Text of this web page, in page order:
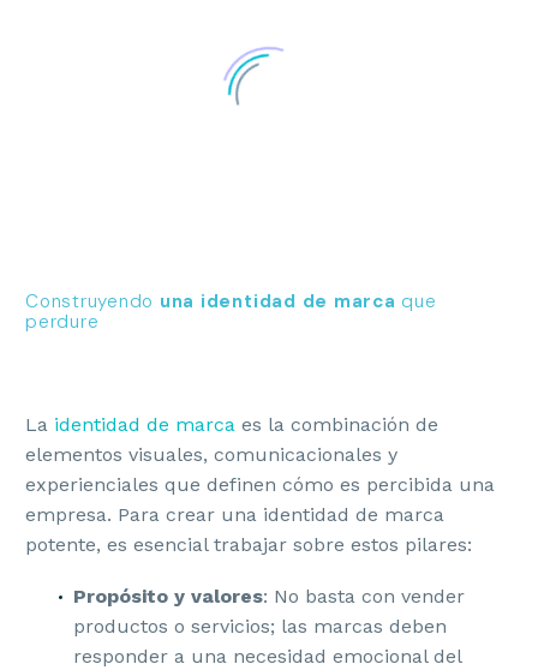
POPULARESFUERZO
Construyendo una identidad de marca que
perdure
La identidad de marca es la combinación de
elementos visuales, comunicacionales y
experienciales que definen cómo es percibida una
empresa. Para crear una identidad de marca
potente, es esencial trabajar sobre estos pilares:
Propósito y valores: No basta con vender
productos o servicios; las marcas deben
responder a una necesidad emocional del